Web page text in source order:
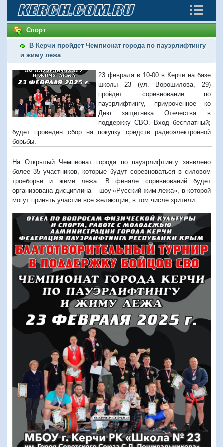
Спорт
В Керчи пройдет Чемпионат города по пауэрлифтингу
и жиму лежа
23 февраля в 10-00 в Керчи на базе
школы 23 (ул. Ворошилова, 29)
пройдет соревнование по
пауэрлифтингу, приуроченное ко
Дню защитника Отечества в
поддержку СВО. Вход бесплатный;
будет проведен сбор на покупку средств радиоэлектронной
борьбы.
На Открытый Чемпионат города по пауэрлифтингу заявлено
более 35 участников, которые будут соревноваться в силовом
троеборье и жиме лежа. В финале соревнований будет
организована дисциплина – шоу «Русский жим лежа», в которой
могут принять участие все желающие, в том числе зрители.